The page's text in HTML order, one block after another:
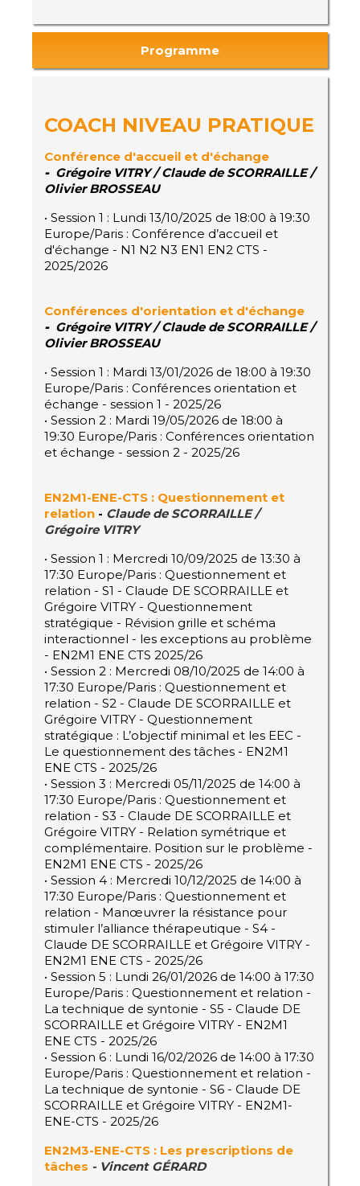
Programme
COACH NIVEAU PRATIQUE
Conférence d'accueil et d'échange
- Grégoire VITRY / Claude de SCORRAILLE /
Olivier BROSSEAU
• Session 1 : Lundi 13/10/2025 de 18:00 à 19:30
Europe/Paris : Conférence d’accueil et
d'échange - N1 N2 N3 EN1 EN2 CTS -
2025/2026
Conférences d'orientation et d'échange
- Grégoire VITRY / Claude de SCORRAILLE /
Olivier BROSSEAU
• Session 1 : Mardi 13/01/2026 de 18:00 à 19:30
Europe/Paris : Conférences orientation et
échange - session 1 - 2025/26
• Session 2 : Mardi 19/05/2026 de 18:00 à
19:30 Europe/Paris : Conférences orientation
et échange - session 2 - 2025/26
EN2M1-ENE-CTS : Questionnement et
relation - Claude de SCORRAILLE /
Grégoire VITRY
• Session 1 : Mercredi 10/09/2025 de 13:30 à
17:30 Europe/Paris : Questionnement et
relation - S1 - Claude DE SCORRAILLE et
Grégoire VITRY - Questionnement
stratégique - Révision grille et schéma
interactionnel - les exceptions au problème
- EN2M1 ENE CTS 2025/26
• Session 2 : Mercredi 08/10/2025 de 14:00 à
17:30 Europe/Paris : Questionnement et
relation - S2 - Claude DE SCORRAILLE et
Grégoire VITRY - Questionnement
stratégique : L’objectif minimal et les EEC -
Le questionnement des tâches - EN2M1
ENE CTS - 2025/26
• Session 3 : Mercredi 05/11/2025 de 14:00 à
17:30 Europe/Paris : Questionnement et
relation - S3 - Claude DE SCORRAILLE et
Grégoire VITRY - Relation symétrique et
complémentaire. Position sur le problème -
EN2M1 ENE CTS - 2025/26
• Session 4 : Mercredi 10/12/2025 de 14:00 à
17:30 Europe/Paris : Questionnement et
relation - Manœuvrer la résistance pour
stimuler l’alliance thérapeutique - S4 -
Claude DE SCORRAILLE et Grégoire VITRY -
EN2M1 ENE CTS - 2025/26
• Session 5 : Lundi 26/01/2026 de 14:00 à 17:30
Europe/Paris : Questionnement et relation -
La technique de syntonie - S5 - Claude DE
SCORRAILLE et Grégoire VITRY - EN2M1
ENE CTS - 2025/26
• Session 6 : Lundi 16/02/2026 de 14:00 à 17:30
Europe/Paris : Questionnement et relation -
La technique de syntonie - S6 - Claude DE
SCORRAILLE et Grégoire VITRY - EN2M1-
ENE-CTS - 2025/26
EN2M3-ENE-CTS : Les prescriptions de
tâches -Vincent GÉRARD